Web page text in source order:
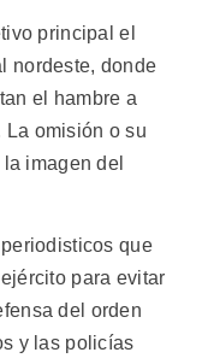
principal el
nordeste, donde
el hambre a
omisión o su
imagen del
que
para evitar
del orden
y las policías